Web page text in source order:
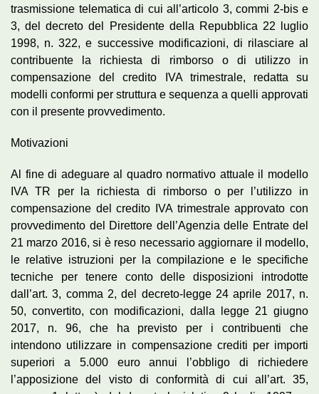
trasmissione telematica di cui all’articolo 3, commi 2-bis e
3, del decreto del Presidente della Repubblica 22 luglio
1998, n. 322, e successive modificazioni, di rilasciare al
contribuente la richiesta di rimborso o di utilizzo in
compensazione del credito IVA trimestrale, redatta su
modelli conformi per struttura e sequenza a quelli approvati
con il presente provvedimento.
Motivazioni
Al fine di adeguare al quadro normativo attuale il modello
IVA TR per la richiesta di rimborso o per l’utilizzo in
compensazione del credito IVA trimestrale approvato con
provvedimento del Direttore dell’Agenzia delle Entrate del
21 marzo 2016, si è reso necessario aggiornare il modello,
le relative istruzioni per la compilazione e le specifiche
tecniche per tenere conto delle disposizioni introdotte
dall’art. 3, comma 2, del decreto-legge 24 aprile 2017, n.
50, convertito, con modificazioni, dalla legge 21 giugno
2017, n. 96, che ha previsto per i contribuenti che
intendono utilizzare in compensazione crediti per importi
superiori a 5.000 euro annui l’obbligo di richiedere
l’apposizione del visto di conformità di cui all’art. 35,